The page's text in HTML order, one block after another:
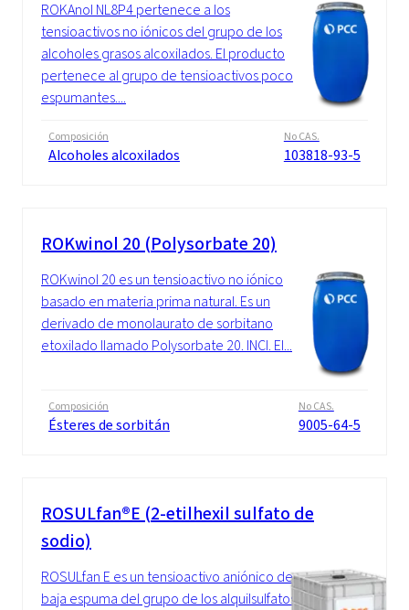
ROKAnol NL8P4 pertenece a los
tensioactivos no iónicos del grupo de los
alcoholes grasos alcoxilados. El producto
pertenece al grupo de tensioactivos poco
espumantes....
Composición
Alcoholes alcoxilados
No CAS.
103818-93-5
ROKwinol 20 (Polysorbate 20)
ROKwinol 20 es un tensioactivo no iónico
basado en materia prima natural. Es un
derivado de monolaurato de sorbitano
etoxilado llamado Polysorbate 20. INCI. El...
Composición
Ésteres de sorbitán
No CAS.
9005-64-5
ROSULfan®E (2-etilhexil sulfato de
sodio)
ROSULfan E es un tensioactivo aniónico de
baja espuma del grupo de los alquilsulfatos.